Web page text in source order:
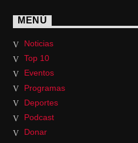
MENÚ
Noticias
Top 10
Eventos
Programas
Deportes
Podcast
Donar